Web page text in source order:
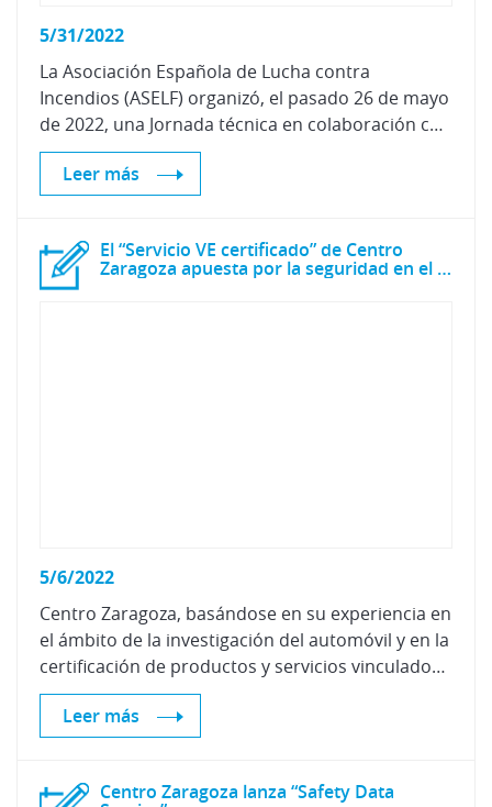
5/31/2022
La Asociación Española de Lucha contra
Incendios (ASELF) organizó, el pasado 26 de mayo
de 2022, una Jornada técnica en colaboración con la Dirección General de Protección Civil y Emergencias del Ministerio del Interior y con el patrocinio de Centro Zaragoza.
Leer más
El “Servicio VE certificado” de Centro
Zaragoza apuesta por la seguridad en el taller
5/6/2022
Centro Zaragoza, basándose en su experiencia en
el ámbito de la investigación del automóvil y en la
certificación de productos y servicios vinculados con su reparación, ha desarrollado una nueva certificación con el objetivo de contribuir al reconocimiento y diferenciación de aquellos talleres que no dudan en ponerse al día con la evolución de los vehículos y que quieren demostrar que están capacitados para proporcionar los servicios asociados a su reparación.
Leer más
Centro Zaragoza lanza “Safety Data